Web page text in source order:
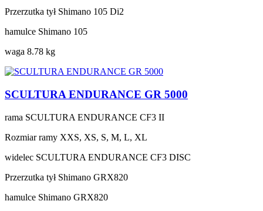
Przerzutka tył Shimano 105 Di2
hamulce Shimano 105
waga 8.78 kg
SCULTURA ENDURANCE GR 5000
rama SCULTURA ENDURANCE CF3 II
Rozmiar ramy XXS, XS, S, M, L, XL
widelec SCULTURA ENDURANCE CF3 DISC
Przerzutka tył Shimano GRX820
hamulce Shimano GRX820